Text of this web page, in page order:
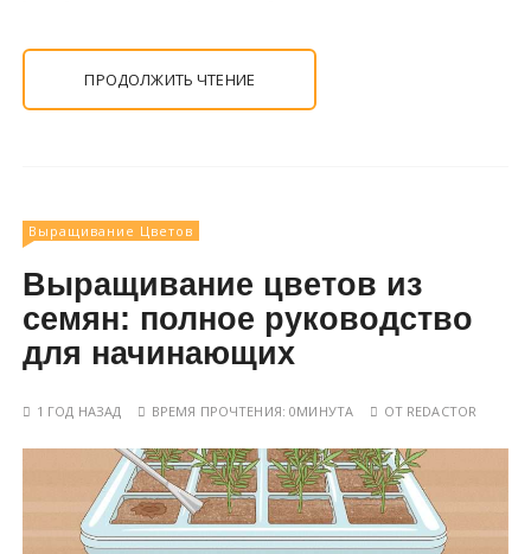
ПРОДОЛЖИТЬ ЧТЕНИЕ
Выращивание Цветов
Выращивание цветов из
семян: полное руководство
для начинающих
1 ГОД НАЗАД ВРЕМЯ ПРОЧТЕНИЯ:0МИНУТА ОТ REDACTOR